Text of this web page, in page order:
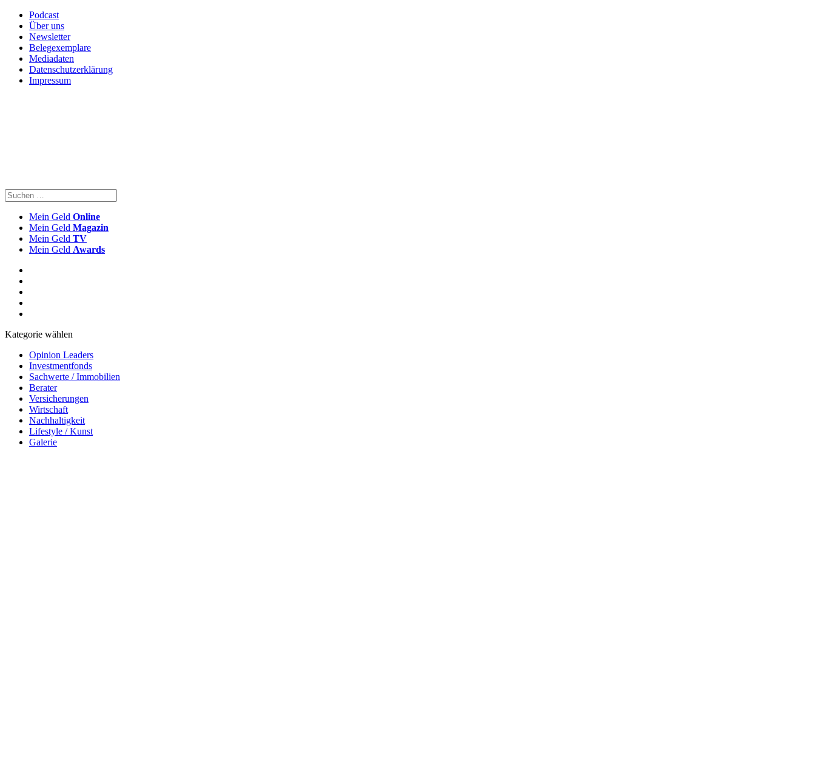
Podcast
Über uns
Newsletter
Belegexemplare
Mediadaten
Datenschutzerklärung
Impressum
Mein Geld Online
Mein Geld Magazin
Mein Geld TV
Mein Geld Awards
Kategorie wählen
Opinion Leaders
Investmentfonds
Sachwerte / Immobilien
Berater
Versicherungen
Wirtschaft
Nachhaltigkeit
Lifestyle / Kunst
Galerie